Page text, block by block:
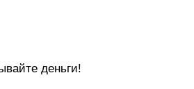
деньги!